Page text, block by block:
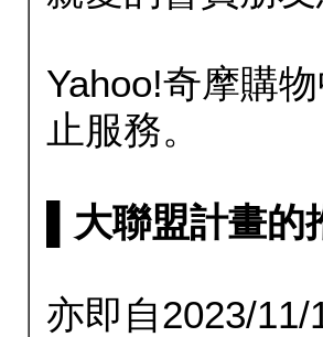
Yahoo!奇摩購
止服務。
▌大聯盟計畫
亦即自2023/